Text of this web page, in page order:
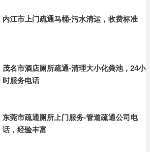
内江市上门疏通马桶-污水清运，收费标准
茂名市酒店厕所疏通-清理大小化粪池，24小
时服务电话
东莞市疏通厕所上门服务-管道疏通公司电
话，经验丰富